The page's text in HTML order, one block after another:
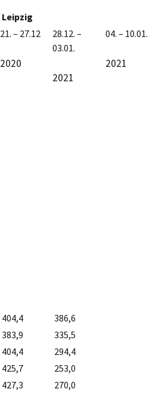
21. – 27.12
2020
28.12. –
03.01.
2021
04. – 10.01.
2021
404,4
386,6
383,9
335,5
404,4
294,4
425,7
253,0
427,3
270,0